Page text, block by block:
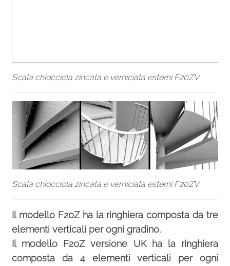
Scala chiocciola zincata e verniciata esterni F20ZV
Scala chiocciola zincata e verniciata esterni F20ZV
Il modello F20Z ha la ringhiera composta da tre
elementi verticali per ogni gradino.
Il modello F20Z versione UK ha la ringhiera
composta da 4 elementi verticali per ogni